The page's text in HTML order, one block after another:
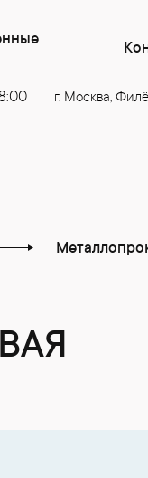
г. Москва,